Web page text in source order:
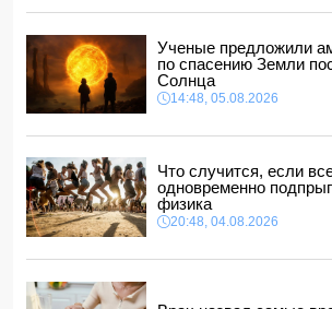
687 американских военных получили
конфликта с Ираном
18:00, 05.08.2026
Арестован муж известной ведущей
В Баку мужчина арестован за дебош
16:28, 05.08.2026
ВНИМАНИЮжелающих приобрести
отремонтированное жилье
16:16, 05.08.2026
Ученые предложили
по спасению Земли
Солнца
14:48, 05.08.2026
Что случится, если
одновременно
физика
20:48, 04.08.2026